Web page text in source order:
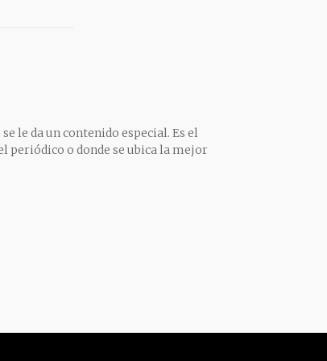
le da un contenido especial. Es el
periódico o donde se ubica la mejor